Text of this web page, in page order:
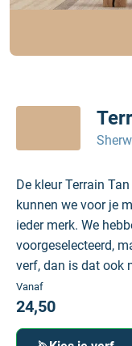
De kleur Terrain
kunnen we voor je
ieder merk. We
voorgeselecteerd,
verf, dan is dat ook
Vanaf
24,50